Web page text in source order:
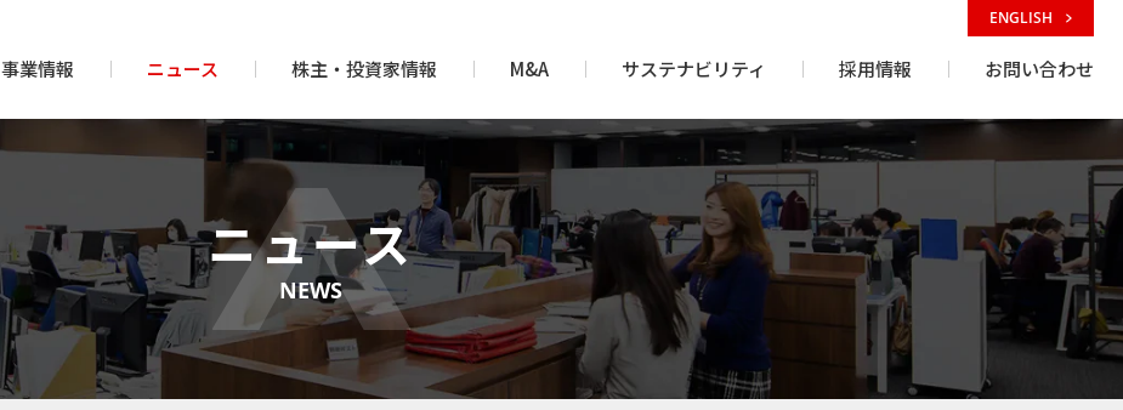
事業情報 ニュース 株主・投資家情報 M&A サステナビリティ 採用情報 お問い合わせ
ENGLISH
ニュース
NEWS